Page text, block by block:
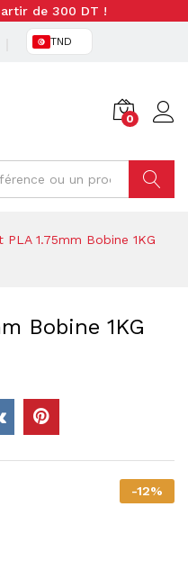
de 300 DT !
TND
0
PLA 1.75mm Bobine 1KG
Bobine 1KG
-12%